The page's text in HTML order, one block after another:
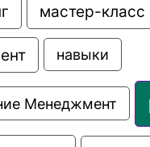
мастер-класс
навыки
Менеджмент